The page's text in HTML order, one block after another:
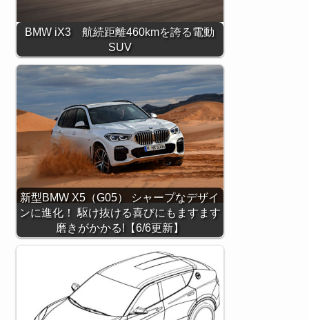
BMW iX3 航続距離460kmを誇る電動
SUV
新型BMW X5（G05） シャープなデザイ
ンに進化！ 駆け抜ける喜びにもますます
磨きがかかる!【6/6更新】